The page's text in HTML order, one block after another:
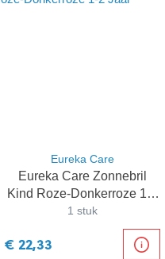
Eureka Care
Eureka Care Zonnebril
Kind Roze-Donkerroze 1-2
Jaar
1 stuk
€ 22,33